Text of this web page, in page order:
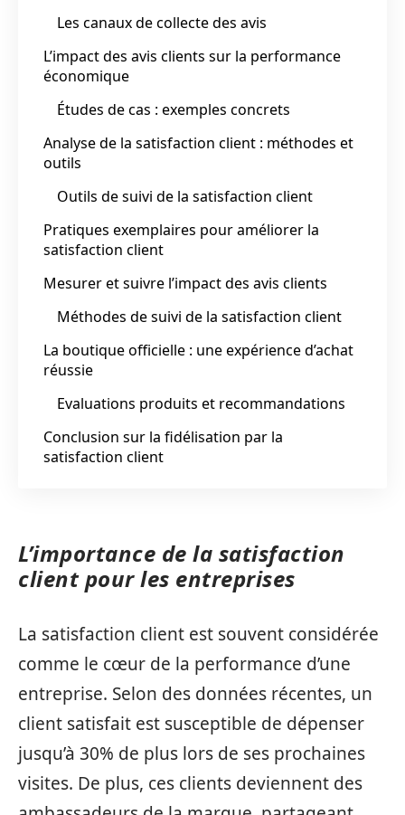
Les canaux de collecte des avis
L’impact des avis clients sur la performance
économique
Études de cas : exemples concrets
Analyse de la satisfaction client : méthodes et
outils
Outils de suivi de la satisfaction client
Pratiques exemplaires pour améliorer la
satisfaction client
Mesurer et suivre l’impact des avis clients
Méthodes de suivi de la satisfaction client
La boutique officielle : une expérience d’achat
réussie
Evaluations produits et recommandations
Conclusion sur la fidélisation par la
satisfaction client
L’importance de la satisfaction
client pour les entreprises
La satisfaction client est souvent considérée
comme le cœur de la performance d’une
entreprise. Selon des données récentes, un
client satisfait est susceptible de dépenser
jusqu’à 30% de plus lors de ses prochaines
visites. De plus, ces clients deviennent des